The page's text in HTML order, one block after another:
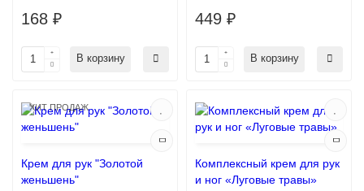
168 ₽
В корзину
449 ₽
В корзину
ХИТ ПРОДАЖ
Крем для рук "Золотой
женьшень"
Комплексный крем для рук
и ног «Луговые травы»